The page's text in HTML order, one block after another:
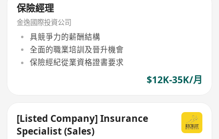
保險經理
金逸國際投資公司
具競爭力的薪酬結構
全面的職業培訓及晉升機會
保險經紀從業資格證書要求
$12K-35K/月
[Listed Company] Insurance
Specialist (Sales)